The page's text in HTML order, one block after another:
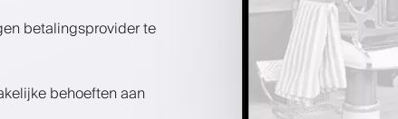
betalingsprovider te
behoeften aan